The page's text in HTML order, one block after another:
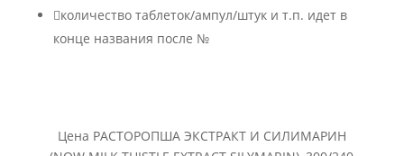
количество таблеток/ампул/штук и т.п. идет в
конце названия после №
Цена РАСТОРОПША ЭКСТРАКТ И СИЛИМАРИН